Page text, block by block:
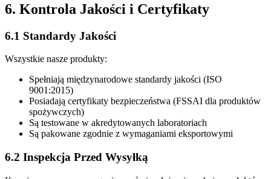
6. Kontrola Jakości i Certyfikaty
6.1 Standardy Jakości
Wszystkie nasze produkty:
Spełniają międzynarodowe standardy jakości (ISO
9001:2015)
Posiadają certyfikaty bezpieczeństwa (FSSAI dla produktów
spożywczych)
Są testowane w akredytowanych laboratoriach
Są pakowane zgodnie z wymaganiami eksportowymi
6.2 Inspekcja Przed Wysyłką